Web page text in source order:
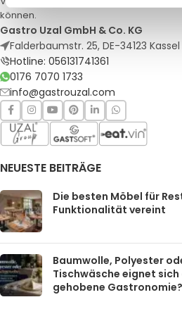
können.
Gastro Uzal GmbH & Co. KG
Falderbaumstr. 25, DE-34123
Hotline: 056131741361
0176 7070 1733
info@gastrouzal.com
NEUESTE BEITRÄGE
Die besten Möbel für
Funktionalität vereint
Baumwolle, Polyester
Tischwäsche eignet
gehobene Gastronomie?